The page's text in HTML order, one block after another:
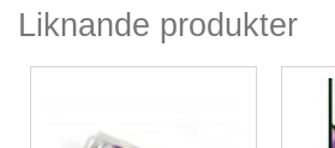
Liknande produkter